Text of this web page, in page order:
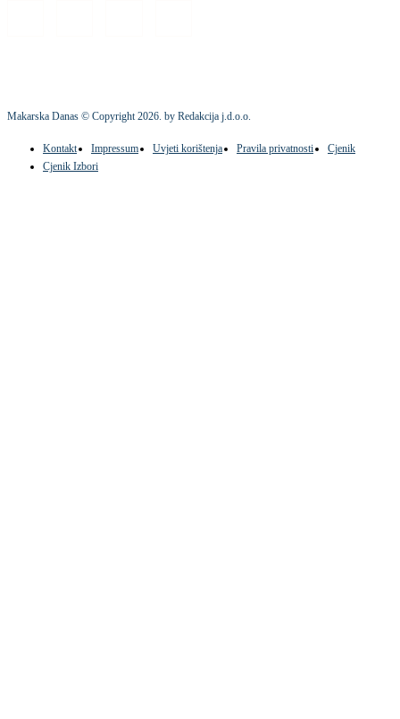
Makarska Danas © Copyright2026. by Redakcija j.d.o.o.
Kontakt Impressum Uvjeti korištenja Pravila privatnosti
Cjenik
Cjenik Izbori